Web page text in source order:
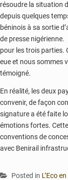
résoudre la situation
depuis quelques
béninois à sa sortie
de presse nigérienne.
pour les trois parties.
eue et nous sommes
témoigné.
En réalité, les deux
convenir, de façon
signature a été faite
émotions fortes.
conventions de
avec Benirail
Posted in L’Eco